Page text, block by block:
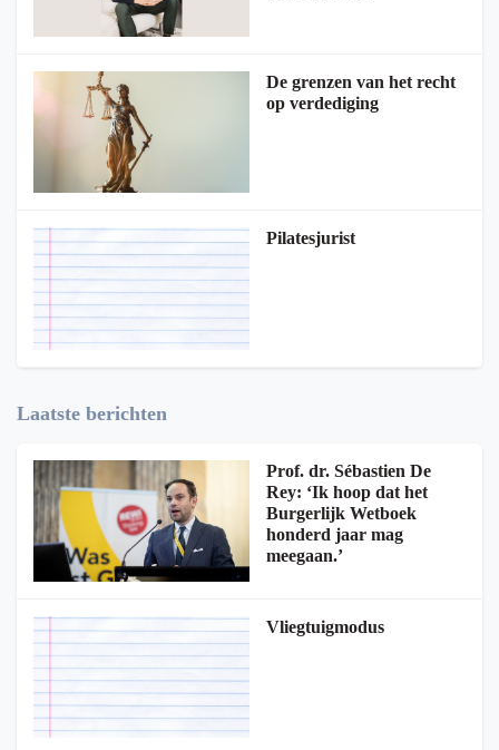
De grenzen van het recht
op verdediging
Pilatesjurist
Laatste berichten
Prof. dr. Sébastien De
Rey: ‘Ik hoop dat het
Burgerlijk Wetboek
honderd jaar mag
meegaan.’
Vliegtuigmodus